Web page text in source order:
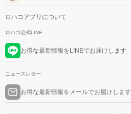
ロハコアプリについて
ロハコ公式LINE
お得な最新情報をLINEでお届けします
ニュースレター
お得な最新情報をメールでお届けします